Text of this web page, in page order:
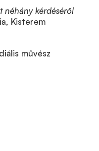
néhány kérdéséről
Kisterem
művész